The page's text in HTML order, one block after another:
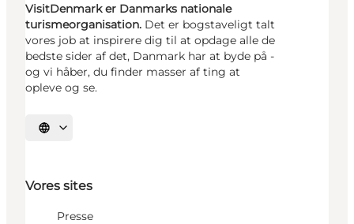
VisitDenmark er Danmarks nationale
turismeorganisation. Det er bogstaveligt talt
vores job at inspirere dig til at opdage alle de
bedste sider af det, Danmark har at byde på -
og vi håber, du finder masser af ting at
opleve og se.
Vælg sprog
Vores sites
Presse